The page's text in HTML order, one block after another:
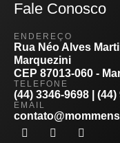
ENDEREÇO
Rua Néo Alves
Marquezini
CEP 87013-060 -
TELEFONE
(44) 3346-9698 |
EMAIL
Fale Conosco